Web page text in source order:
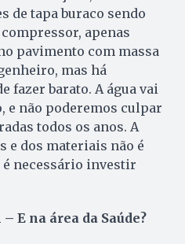
de tapa buraco sendo
apenas
pavimento com massa
mas há
fazer barato. A água vai
e não poderemos culpar
todos os anos. A
e dos materiais não é
é necessário investir
E na área da Saúde?